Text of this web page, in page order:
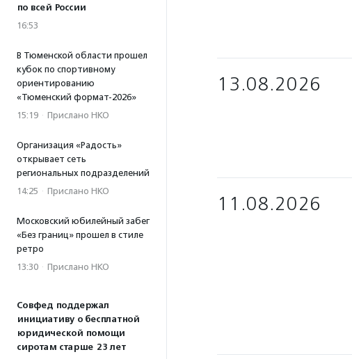
по всей России
16:53
В Тюменской области прошел
кубок по спортивному
ориентированию
«Тюменский формат-2026»
15:19 · Прислано НКО
Организация «Радость»
открывает сеть
региональных подразделений
14:25 · Прислано НКО
Московский юбилейный забег
«Без границ» прошел в стиле
ретро
13:30 · Прислано НКО
Совфед поддержал
инициативу о бесплатной
юридической помощи
сиротам старше 23 лет
13.08.2026
11.08.2026